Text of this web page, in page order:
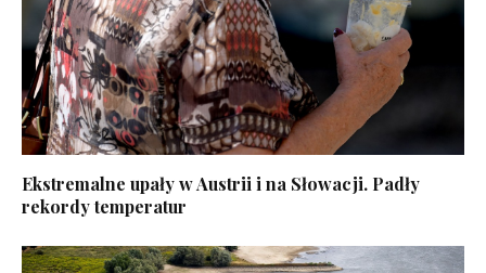
Ekstremalne upały w Austrii i na Słowacji. Padły
rekordy temperatur